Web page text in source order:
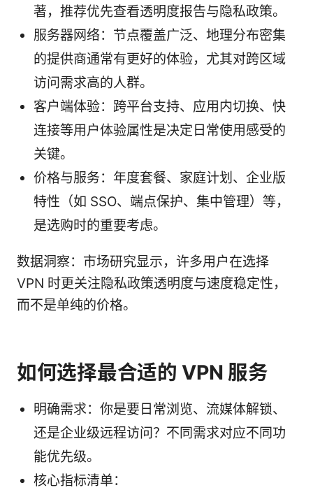
著，推荐优先查看透明度报告与隐私政策。
服务器网络：节点覆盖广泛、地理分布密集
的提供商通常有更好的体验，尤其对跨区域
访问需求高的人群。
客户端体验：跨平台支持、应用内切换、快
连接等用户体验属性是决定日常使用感受的
关键。
价格与服务：年度套餐、家庭计划、企业版
特性（如 SSO、端点保护、集中管理）等，
是选购时的重要考虑。
数据洞察：市场研究显示，许多用户在选择
VPN 时更关注隐私政策透明度与速度稳定性，
而不是单纯的价格。
如何选择最合适的 VPN 服务
明确需求：你是要日常浏览、流媒体解锁、
还是企业级远程访问？不同需求对应不同功
能优先级。
核心指标清单：